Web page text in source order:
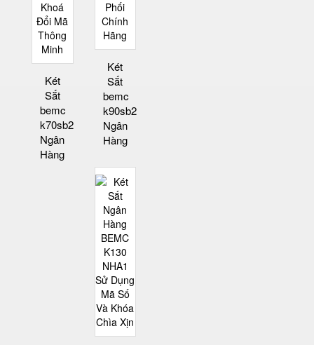
Két
Sắt
bemc
k70sb2
Ngân
Hàng
Két
Sắt
bemc
k90sb2
Ngân
Hàng